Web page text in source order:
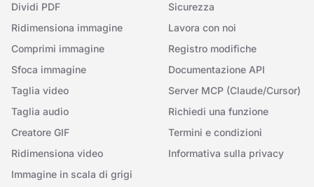
Dividi PDF
Ridimensiona immagine
Comprimi immagine
Sfoca immagine
Taglia video
Taglia audio
Creatore GIF
Ridimensiona video
Immagine in scala di grigi
Sicurezza
Lavora con noi
Registro modifiche
Documentazione API
Server MCP (Claude/Cursor)
Richiedi una funzione
Termini e condizioni
Informativa sulla privacy